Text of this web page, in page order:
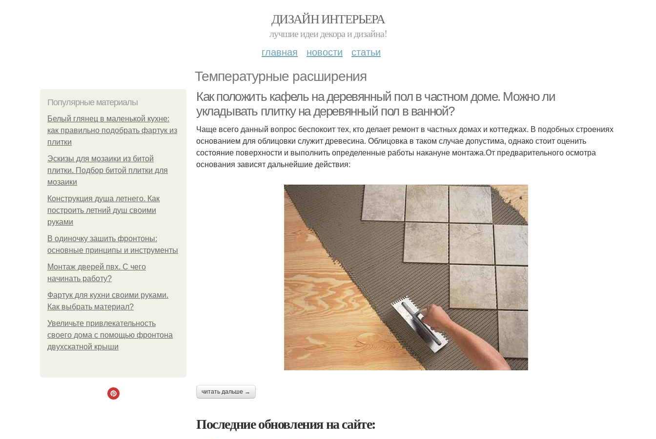
ДИЗАЙН ИНТЕРЬЕРА
лучшие идеи декора и дизайна!
главная новости статьи
Температурные расширения
Популярные материалы
Белый глянец в маленькой кухне:
как правильно подобрать фартук из
плитки
Эскизы для мозаики из битой
плитки. Подбор битой плитки для
мозаики
Конструкция душа летнего. Как
построить летний душ своими
руками
В одиночку зашить фронтоны:
основные принципы и инструменты
Монтаж дверей пвх. С чего
начинать работу?
Фартук для кухни своими руками.
Как выбрать материал?
Увеличьте привлекательность
своего дома с помощью фронтона
двухскатной крыши
Как положить кафель на деревянный пол в частном доме. Можно ли
укладывать плитку на деревянный пол в ванной?
Чаще всего данный вопрос беспокоит тех, кто делает ремонт в частных домах и коттеджах. В подобных строениях
основанием для облицовки служит древесина. Облицовка в таком случае допустима, однако стоит оценить
состояние поверхности и выполнить определенные работы накануне монтажа.От предварительного осмотра
основания зависят дальнейшие действия:
читать дальше →
Последние обновления на сайте: